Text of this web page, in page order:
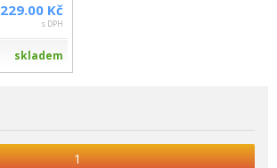
229.00 Kč
s DPH
skladem
1